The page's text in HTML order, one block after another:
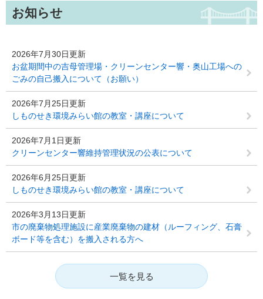
お知らせ
2026年7月30日更新
お盆期間中の吉母管理場・クリーンセンター響・奥山工場への
ごみの自己搬入について（お願い）
2026年7月25日更新
しものせき環境みらい館の教室・講座について
2026年7月1日更新
クリーンセンター響維持管理状況の公表について
2026年6月25日更新
しものせき環境みらい館の教室・講座について
2026年3月13日更新
市の廃棄物処理施設に産業廃棄物の建材（ルーフィング、石膏
ボード等を含む）を搬入される方へ
一覧を見る